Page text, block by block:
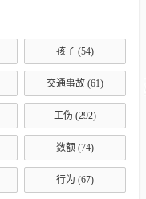
孩子(54)
交通事故(61)
工伤(292)
数额(74)
行为 (67)